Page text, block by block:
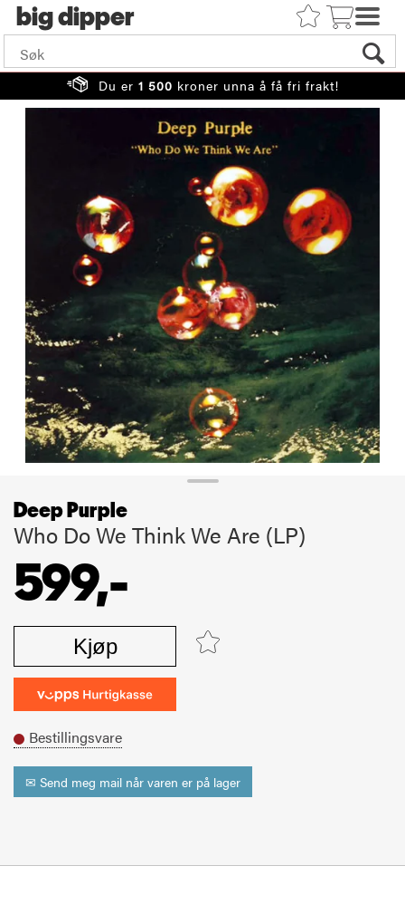
big
Du er 1 500 kroner unna å få fri frakt!
Deep Purple
Who Do We Think We Are (LP)
599,-
Kjøp
Bestillingsvare
✉ Send meg mail når varen er på lager